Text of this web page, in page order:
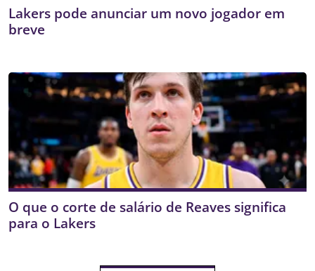
Lakers pode anunciar um novo jogador em
breve
O que o corte de salário de Reaves significa
para o Lakers